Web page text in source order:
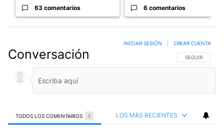
63 comentarios 6 comentarios
Conversación SIGA ESTA
SEGUIR
INICIAR SESIÓN CREAR CUENTA
TODOS LOS COMENTARIOS 1 LOS MÁS RECIENTES